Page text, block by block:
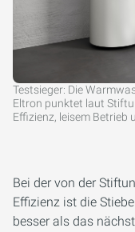
Testsieger: Die
Eltron punktet laut
Effizienz, leisem Betrieb
Bei der von der
Effizienz ist die
besser als das